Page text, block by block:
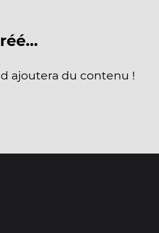
ajoutera du contenu !